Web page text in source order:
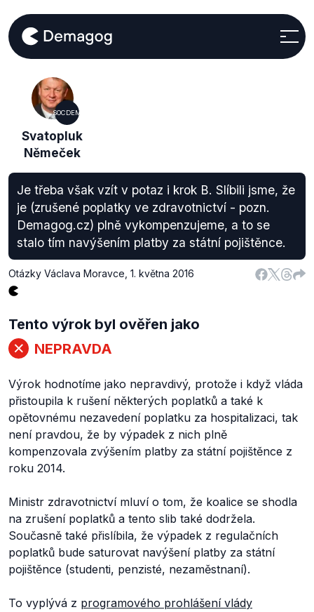
SOCDEM
Svatopluk
Němeček
Je třeba však vzít v potaz i krok B. Slíbili jsme, že
je (zrušené poplatky ve zdravotnictví - pozn.
Demagog.cz) plně vykompenzujeme, a to se
stalo tím navýšením platby za státní pojištěnce.
Otázky Václava Moravce 1. května 2016
Tento výrok byl ověřen jako
NEPRAVDA
Výrok hodnotíme jako nepravdivý, protože i když vláda
přistoupila k rušení některých poplatků a také k
opětovnému nezavedení poplatku za hospitalizaci, tak
není pravdou, že by výpadek z nich plně
kompenzovala zvýšením platby za státní pojištěnce z
roku 2014.
Ministr zdravotnictví mluví o tom, že koalice se shodla
na zrušení poplatků a tento slib také dodržela.
Současně také přislíbila, že výpadek z regulačních
poplatků bude saturovat navýšení platby za státní
pojištěnce (studenti, penzisté, nezaměstnaní).
To vyplývá z programového prohlášení vlády